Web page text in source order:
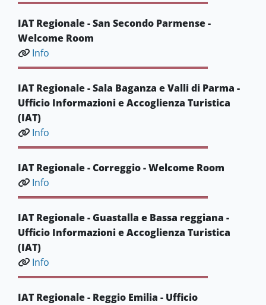
IAT Regionale - San Secondo Parmense -
Welcome Room
Info
IAT Regionale - Sala Baganza e Valli di Parma -
Ufficio Informazioni e Accoglienza Turistica
(IAT)
Info
IAT Regionale - Correggio - Welcome Room
Info
IAT Regionale - Guastalla e Bassa reggiana -
Ufficio Informazioni e Accoglienza Turistica
(IAT)
Info
IAT Regionale - Reggio Emilia - Ufficio